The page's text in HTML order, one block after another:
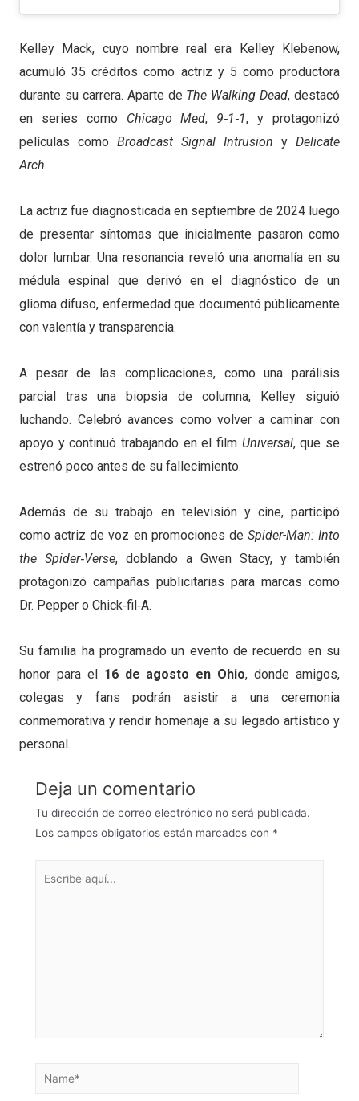
Kelley Mack, cuyo nombre real era Kelley Klebenow,
acumuló 35 créditos como actriz y 5 como productora
durante su carrera. Aparte de The Walking Dead, destacó
en series como Chicago Med, 9‑1‑1, y protagonizó
películas como Broadcast Signal Intrusion y Delicate
Arch.
La actriz fue diagnosticada en septiembre de 2024 luego
de presentar síntomas que inicialmente pasaron como
dolor lumbar. Una resonancia reveló una anomalía en su
médula espinal que derivó en el diagnóstico de un
glioma difuso, enfermedad que documentó públicamente
con valentía y transparencia.
A pesar de las complicaciones, como una parálisis
parcial tras una biopsia de columna, Kelley siguió
luchando. Celebró avances como volver a caminar con
apoyo y continuó trabajando en el film Universal, que se
estrenó poco antes de su fallecimiento.
Además de su trabajo en televisión y cine, participó
como actriz de voz en promociones de Spider-Man: Into
the Spider‑Verse, doblando a Gwen Stacy, y también
protagonizó campañas publicitarias para marcas como
Dr. Pepper o Chick‑fil‑A.
Su familia ha programado un evento de recuerdo en su
honor para el 16 de agosto en Ohio, donde amigos,
colegas y fans podrán asistir a una ceremonia
conmemorativa y rendir homenaje a su legado artístico y
personal.
Deja un comentario
Tu dirección de correo electrónico no será publicada.
Los campos obligatorios están marcados con *